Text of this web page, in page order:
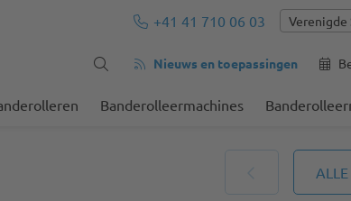
+41 41 710 06 03
Nieuws en toepassingen
Banderolleermachines